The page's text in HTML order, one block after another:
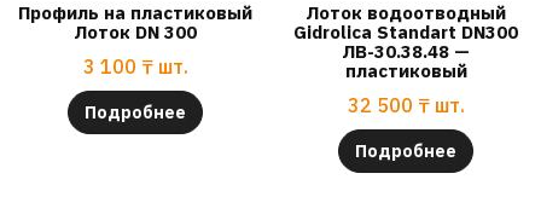
Профиль на пластиковый
Лоток DN 300
3 100 ₸ шт.
Подробнее
Лоток водоотводный
Gidrolica Standart DN300
ЛВ-30.38.48 —
пластиковый
32 500 ₸ шт.
Подробнее